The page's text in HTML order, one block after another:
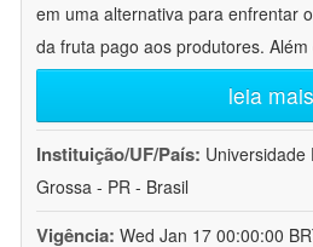
em uma alternativa para enfrentar
da fruta pago aos produtores. Além
leia mais
Instituição/UF/País: Universidade
Grossa - PR - Brasil
Vigência: Wed Jan 17 00:00:00